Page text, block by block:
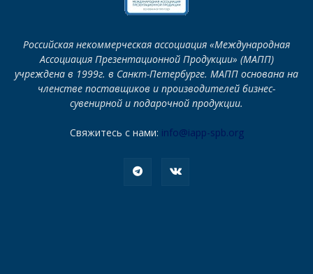
Российская некоммерческая ассоциация «Международная
Ассоциация Презентационной Продукции» (МАПП)
учреждена в 1999г. в Санкт-Петербурге. МАПП основана на
членстве поставщиков и производителей бизнес-
сувенирной и подарочной продукции.
Свяжитесь с нами: info@iapp-spb.org